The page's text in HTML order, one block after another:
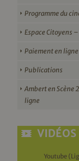
Programme du
Espace Citoyens
Paiement en ligne
Publications
Ambert en
ligne
VIDÉOS
Youtube